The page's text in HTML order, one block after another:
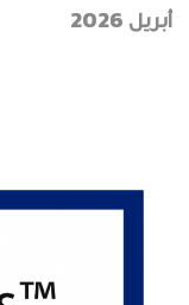
أبريل 2026